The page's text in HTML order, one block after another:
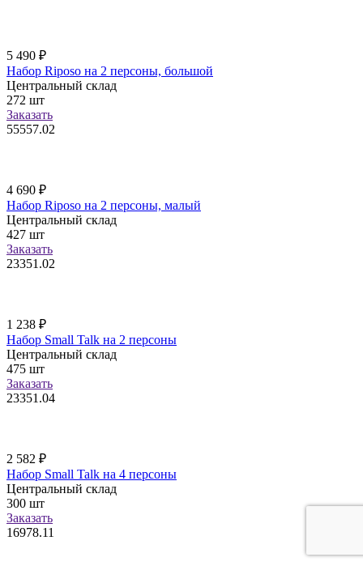
5 490 ₽
Набор Riposo на 2 персоны, большой
Центральный склад
272 шт
Заказать
55557.02
4 690 ₽
Набор Riposo на 2 персоны, малый
Центральный склад
427 шт
Заказать
23351.02
1 238 ₽
Набор Small Talk на 2 персоны
Центральный склад
475 шт
Заказать
23351.04
2 582 ₽
Набор Small Talk на 4 персоны
Центральный склад
300 шт
Заказать
16978.11